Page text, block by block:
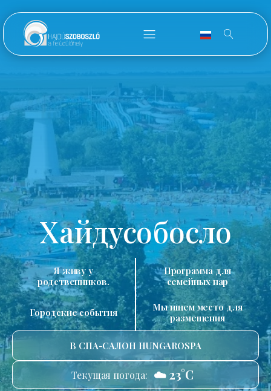
Хайдусобосло
Я живу у
родственников.
Программа для
семейных пар
Городские события
Мы ищем место для
размещения
В СПА-САЛОН HUNGAROSPA
Текущая погода: ☁️ 23°C